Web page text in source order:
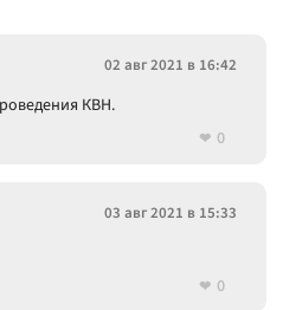
02 авг 2021 в 16:42
КВН.
0
03 авг 2021 в 15:33
0